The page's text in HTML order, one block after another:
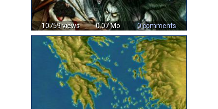
10759 views 0.07 Mo 0 comments